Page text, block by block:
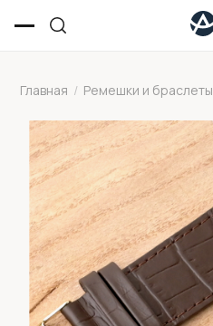
Главная / Ремешки и браслеты